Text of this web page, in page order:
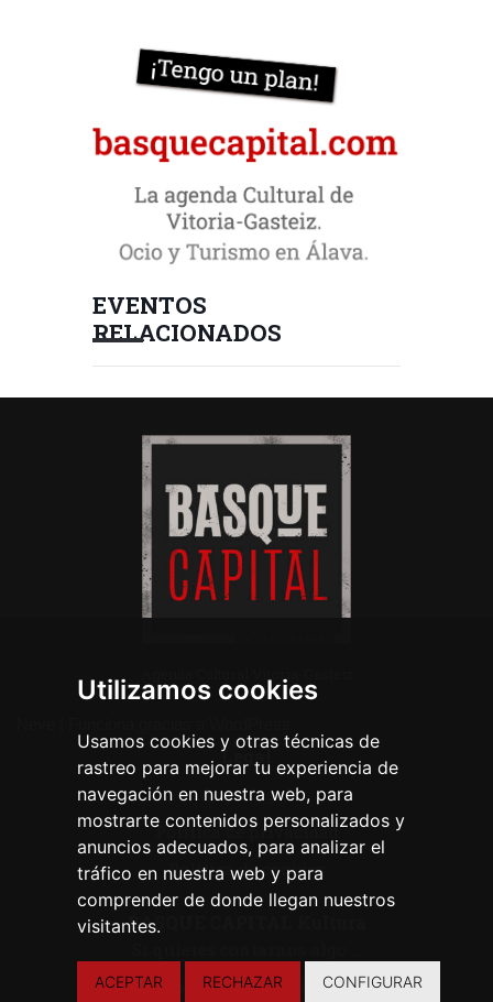
Utilizamos cookies
Usamos cookies y otras técnicas de
rastreo para mejorar tu experiencia de
navegación en nuestra web, para
mostrarte contenidos personalizados y
anuncios adecuados, para analizar el
tráfico en nuestra web y para
comprender de donde llegan nuestros
visitantes.
ACEPTAR RECHAZAR CONFIGURAR
EVENTOS
RELACIONADOS
Legal
Aviso legal
Política de privacidad
Política de cookies
BASQUE CAPITAL Kultura
CONTACTA CON NOSOTROS